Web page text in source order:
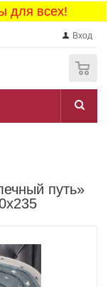
для всех!
Вход
путь»